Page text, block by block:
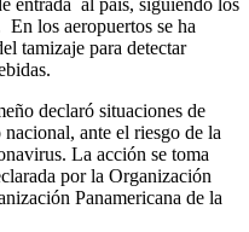
entrada al país, siguiendo los
los aeropuertos se ha
tamizaje para detectar
declaró situaciones de
ante el riesgo de la
La acción se toma
por la Organización
Panamericana de la